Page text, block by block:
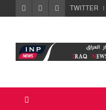
TWITTER